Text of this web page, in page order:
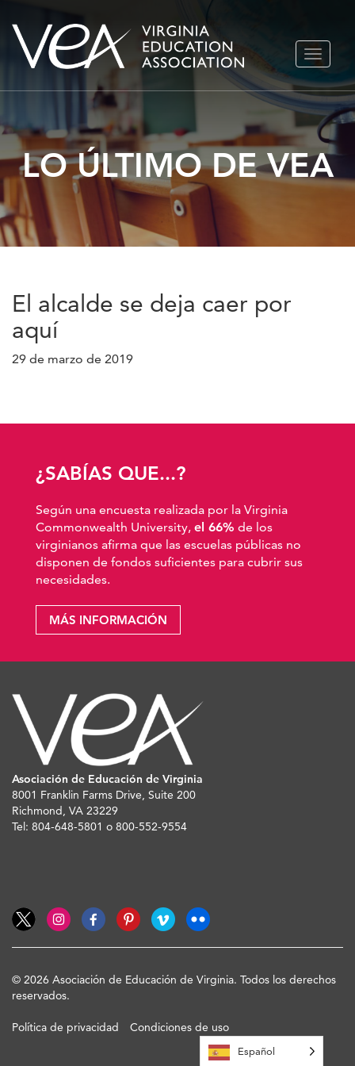
Ir
LO ÚLTIMO DE VEA
El alcalde se deja caer por
aquí
29 de marzo de 2019
¿SABÍAS QUE...?
Según una encuesta realizada por la Virginia
Commonwealth University, el 66% de los
virginianos afirma que las escuelas públicas no
disponen de fondos suficientes para cubrir sus
necesidades.
MÁS INFORMACIÓN
Asociación de Educación de Virginia
8001 Franklin Farms Drive, Suite 200
Richmond, VA 23229
Tel: 804-648-5801 o 800-552-9554
© 2026 Asociación de Educación de Virginia. Todos los derechos
reservados.
Política de privacidad Condiciones de uso
Español